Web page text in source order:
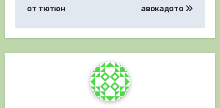
от тютюн
авокадото